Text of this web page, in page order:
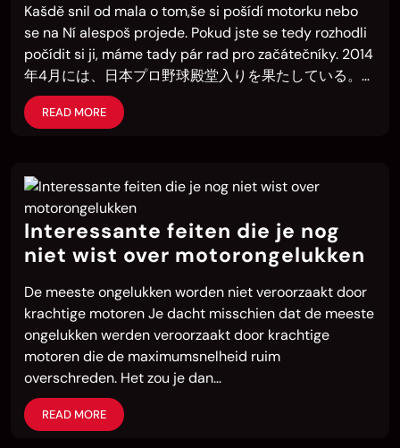
Kašdě snil od mala o tom,še si pošídí motorku nebo
se na Ní alespoš projede. Pokud jste se tedy rozhodli
počídit si ji, máme tady pár rad pro začátečníky. 2014
年4月には、日本プロ野球殿堂入りを果たしている。…
READ MORE
Interessante feiten die je nog
niet wist over motorongelukken
De meeste ongelukken worden niet veroorzaakt door
krachtige motoren Je dacht misschien dat de meeste
ongelukken werden veroorzaakt door krachtige
motoren die de maximumsnelheid ruim
overschreden. Het zou je dan…
READ MORE